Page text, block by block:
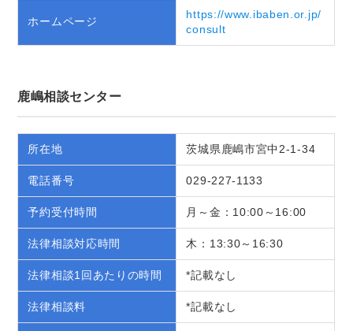
ホームページ
https://www.ibaben.or.jp/
consult
鹿嶋相談センター
所在地 茨城県鹿嶋市宮中2-1-34
電話番号 029-227-1133
予約受付時間 月～金：10:00～16:00
法律相談対応時間 木：13:30～16:30
法律相談1回あたりの時間 *記載なし
法律相談料 *記載なし